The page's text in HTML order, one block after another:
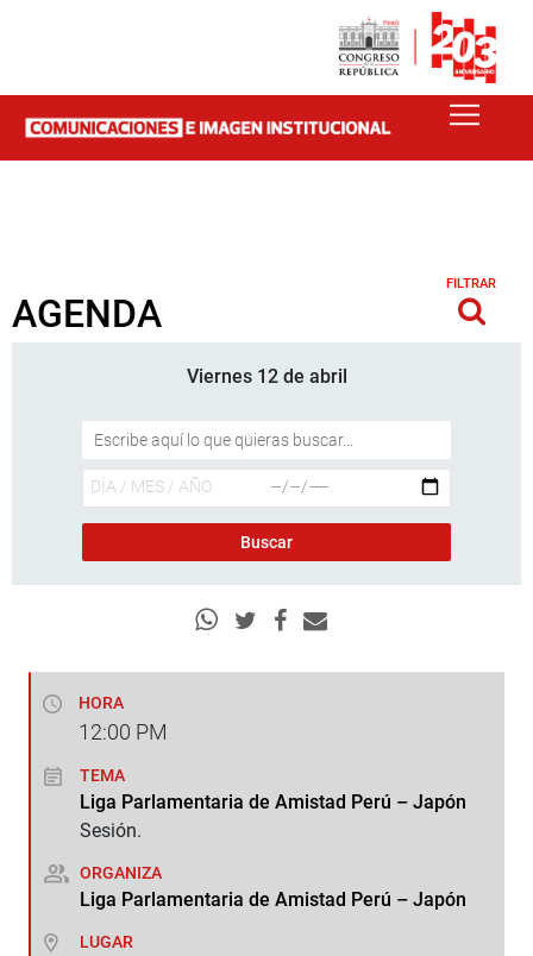
AGENDA
FILTRAR
Viernes 12 de abril
HORA
12:00 PM
TEMA
Liga Parlamentaria de Amistad Perú – Japón
Sesión.
ORGANIZA
Liga Parlamentaria de Amistad Perú – Japón
LUGAR